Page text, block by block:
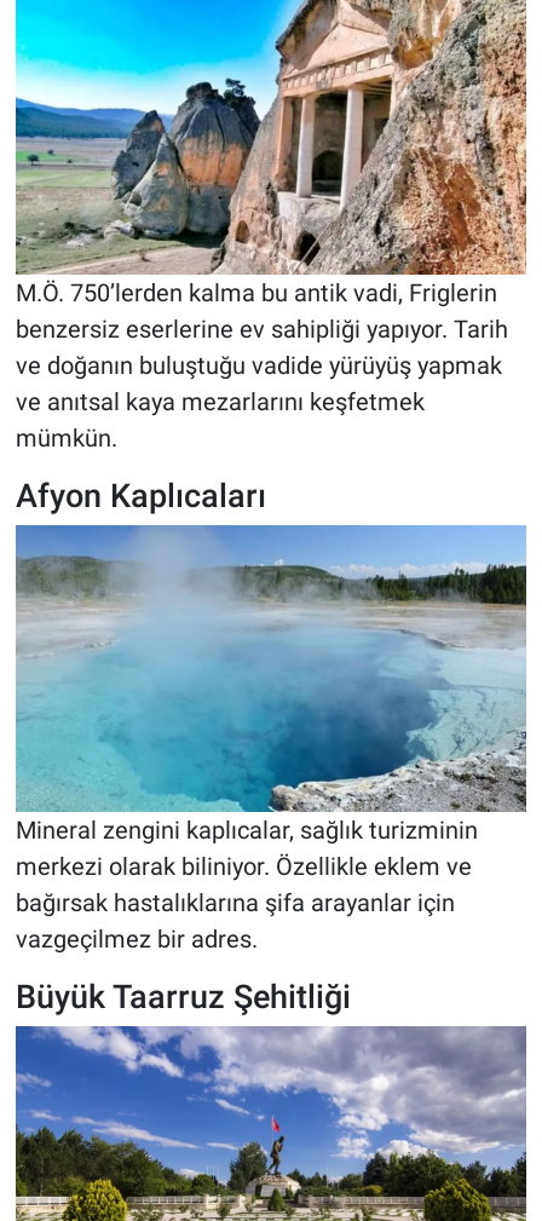
M.Ö. 750’lerden kalma bu antik vadi, Friglerin
benzersiz eserlerine ev sahipliği yapıyor. Tarih
ve doğanın buluştuğu vadide yürüyüş yapmak
ve anıtsal kaya mezarlarını keşfetmek
mümkün.
Afyon Kaplıcaları
Mineral zengini kaplıcalar, sağlık turizminin
merkezi olarak biliniyor. Özellikle eklem ve
bağırsak hastalıklarına şifa arayanlar için
vazgeçilmez bir adres.
Büyük Taarruz Şehitliği